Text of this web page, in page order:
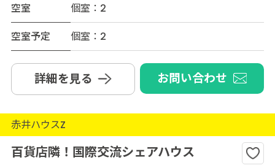
空室
個室：2
空室予定
個室：2
詳細を見る お問い合わせ
赤井ハウスZ
百貨店隣！国際交流シェアハウス